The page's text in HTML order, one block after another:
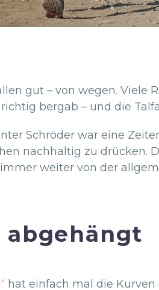
gut – von wegen.
bergab – und die
Schröder war eine
nachhaltig zu drücken.
weiter von der
abgehängt
hat einfach mal die